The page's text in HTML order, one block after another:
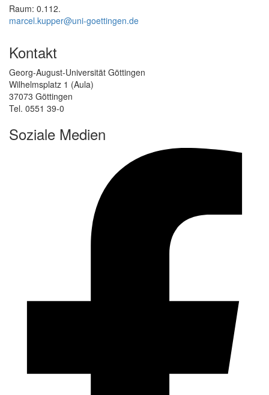
Raum: 0.112.
marcel.kupper@uni-goettingen.de
Kontakt
Georg-August-Universität Göttingen
Wilhelmsplatz 1 (Aula)
37073 Göttingen
Tel. 0551 39-0
Soziale Medien